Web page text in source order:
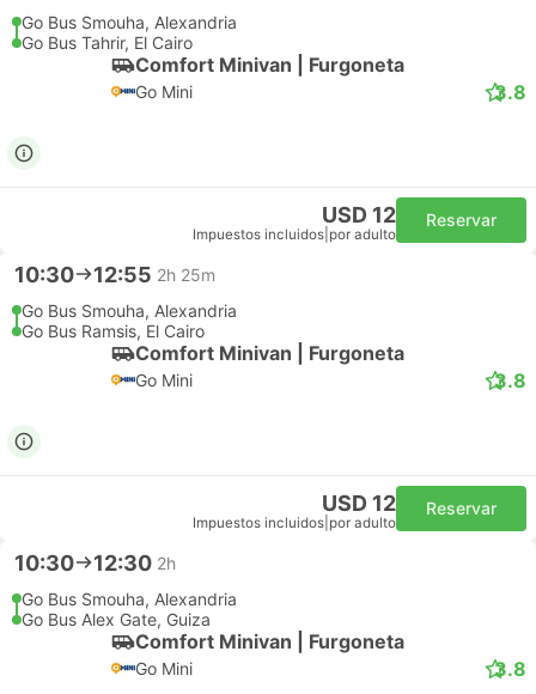
Go Bus Smouha, Alexandria
Go Bus Tahrir, El Cairo
Comfort Minivan | Furgoneta
Go Mini 3.8
USD 12
Impuestos incluidos por adulto
Reservar
10:30 12:55 2h 25m
Go Bus Smouha, Alexandria
Go Bus Ramsis, El Cairo
Comfort Minivan | Furgoneta
Go Mini 3.8
USD 12
Impuestos incluidos por adulto
Reservar
10:30 12:30 2h
Go Bus Smouha, Alexandria
Go Bus Alex Gate, Guiza
Comfort Minivan | Furgoneta
Go Mini 3.8